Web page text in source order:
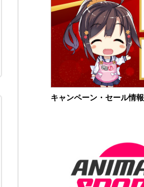
キャンペーン・セール情報